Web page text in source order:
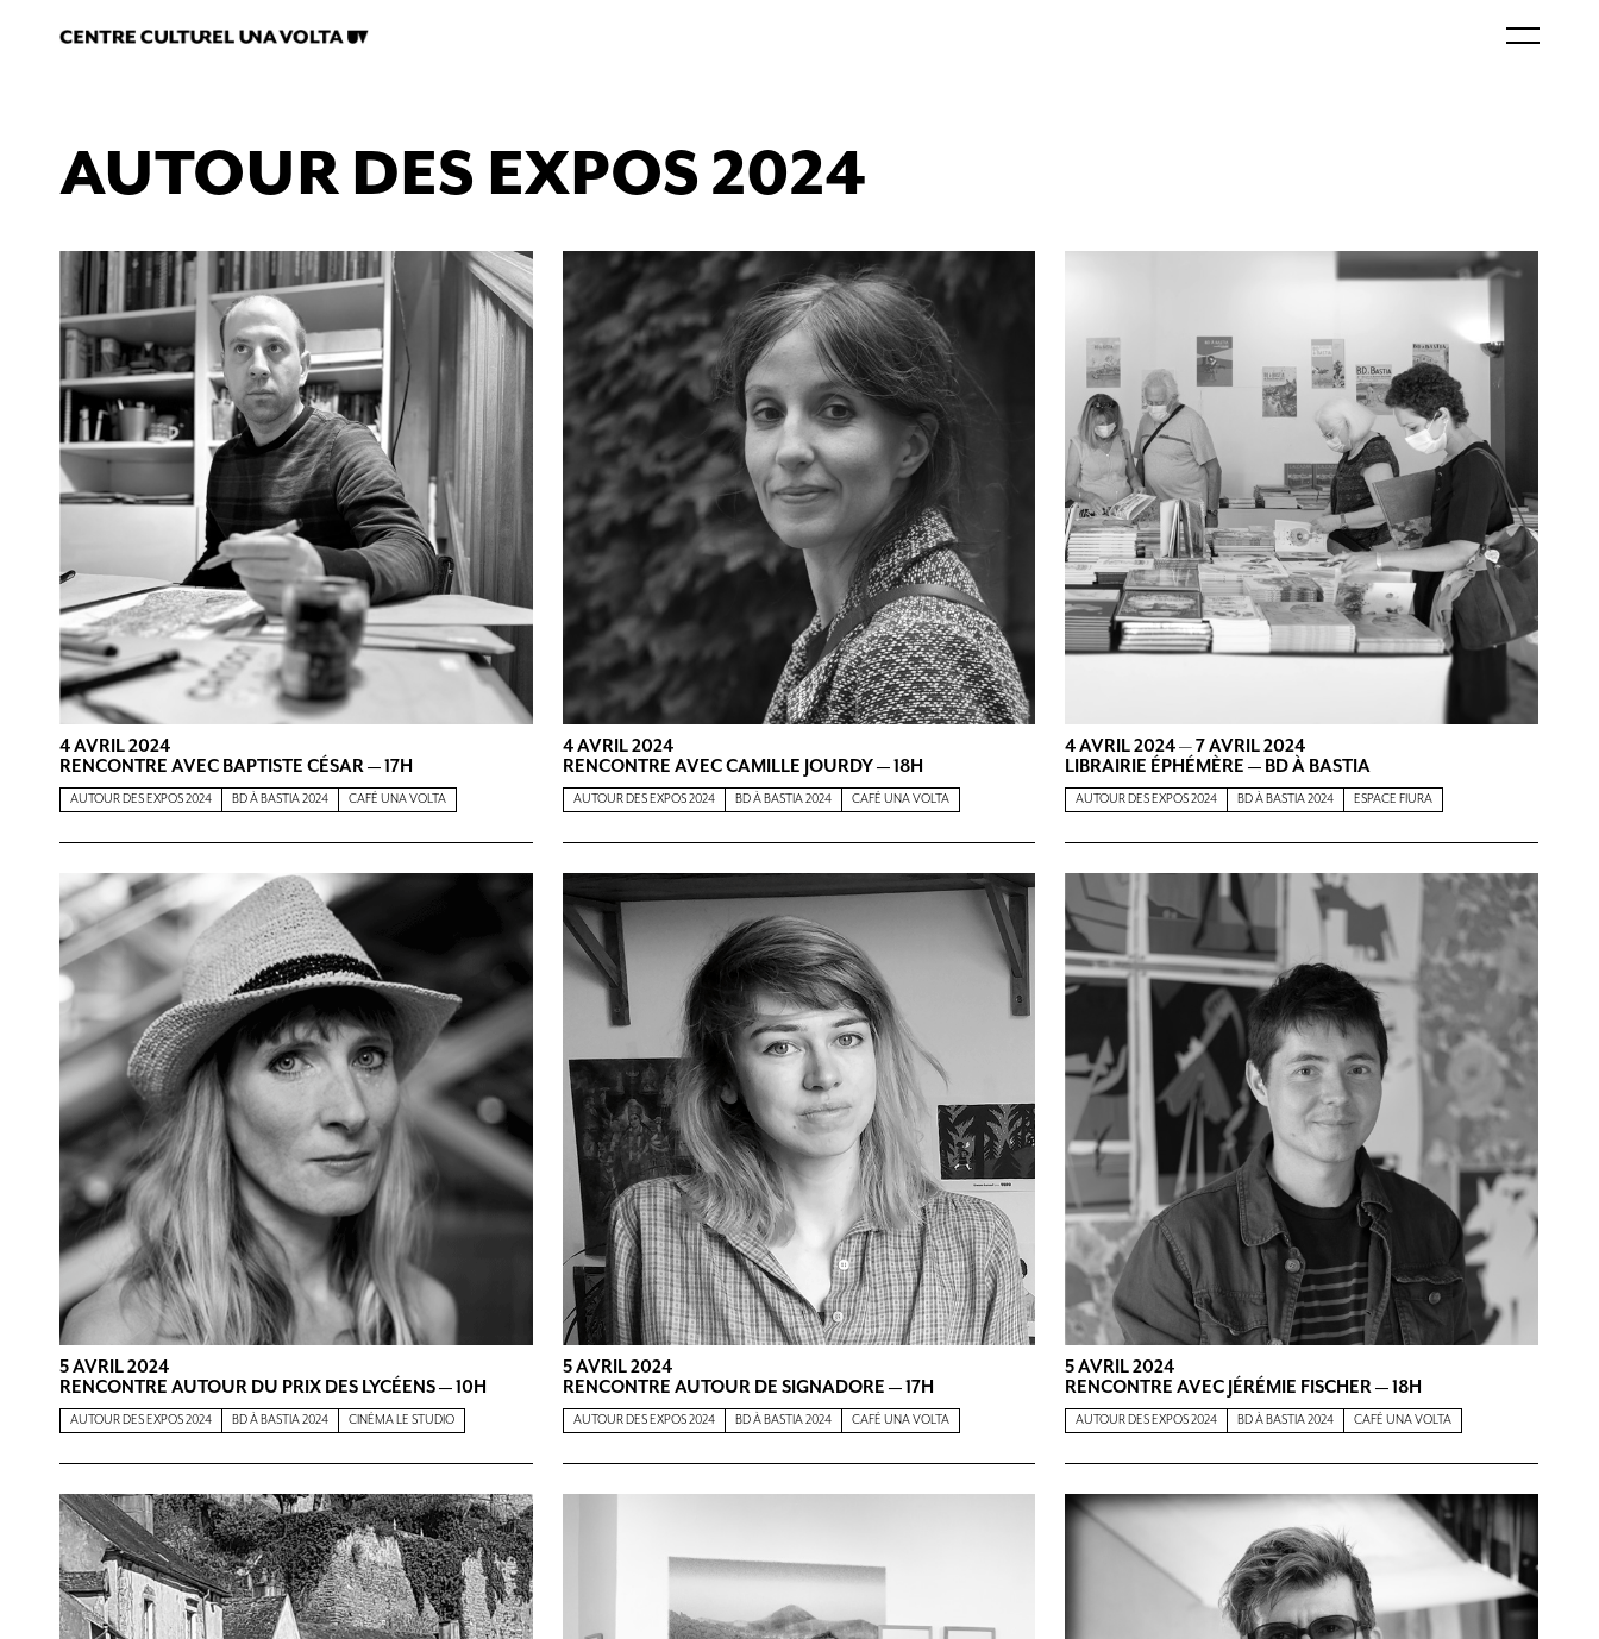
AUTOUR DES EXPOS 2024
4 AVRIL 2024
RENCONTRE AVEC BAPTISTE CÉSAR — 17H
AUTOUR DES EXPOS 2024 BD À BASTIA 2024 CAFÉ UNA VOLTA
4 AVRIL 2024
RENCONTRE AVEC CAMILLE JOURDY — 18H
AUTOUR DES EXPOS 2024 BD À BASTIA 2024 CAFÉ UNA VOLTA
4 AVRIL 2024—7 AVRIL 2024
LIBRAIRIE ÉPHÉMÈRE — BD À BASTIA
AUTOUR DES EXPOS 2024 BD À BASTIA 2024 ESPACE FIURA
5 AVRIL 2024
RENCONTRE AUTOUR DU PRIX DES LYCÉENS — 10H
AUTOUR DES EXPOS 2024 BD À BASTIA 2024 CINÉMA LE STUDIO
5 AVRIL 2024
RENCONTRE AUTOUR DE SIGNADORE — 17H
AUTOUR DES EXPOS 2024 BD À BASTIA 2024 CAFÉ UNA VOLTA
5 AVRIL 2024
RENCONTRE AVEC JÉRÉMIE FISCHER — 18H
AUTOUR DES EXPOS 2024 BD À BASTIA 2024 CAFÉ UNA VOLTA